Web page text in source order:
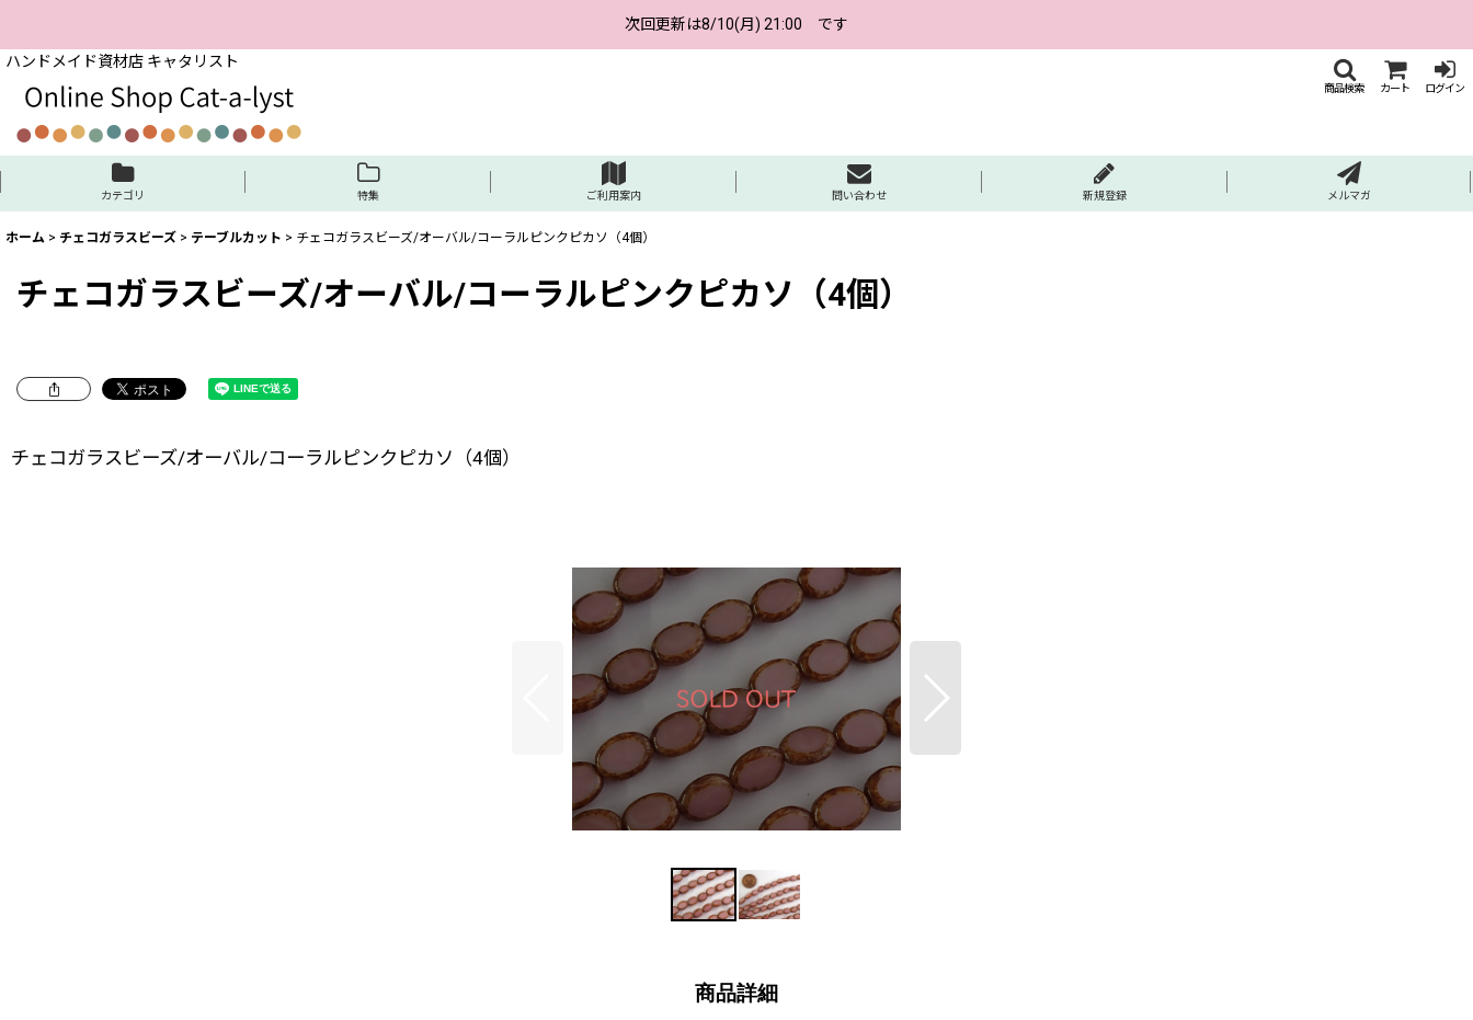
次回更新は8/10(月) 21:00 です
ハンドメイド資材店 キャタリスト
商品検索 カート ログイン
カテゴリ 特集 ご利用案内 問い合わせ 新規登録 メルマガ
ホーム > チェコガラスビーズ > テーブルカット > チェコガラスビーズ/オーバル/コーラルピンクピカソ（4個）
チェコガラスビーズ/オーバル/コーラルピンクピカソ（4個）
チェコガラスビーズ/オーバル/コーラルピンクピカソ（4個）
商品詳細